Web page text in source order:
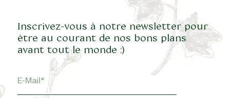
Inscrivez-vous à notre newsletter pour
être au courant de nos bons plans
avant tout le monde :)